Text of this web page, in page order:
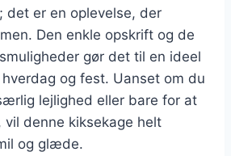
det er en oplevelse, der
Den enkle opskrift og de
gør det til en ideel
og fest. Uanset om du
lejlighed eller bare for at
denne kiksekage helt
og glæde.